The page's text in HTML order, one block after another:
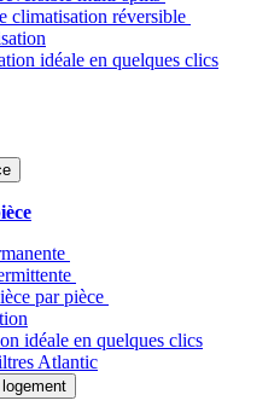
climatisation réversible
idéale en quelques clics
par pièce
idéale en quelques clics
Atlantic